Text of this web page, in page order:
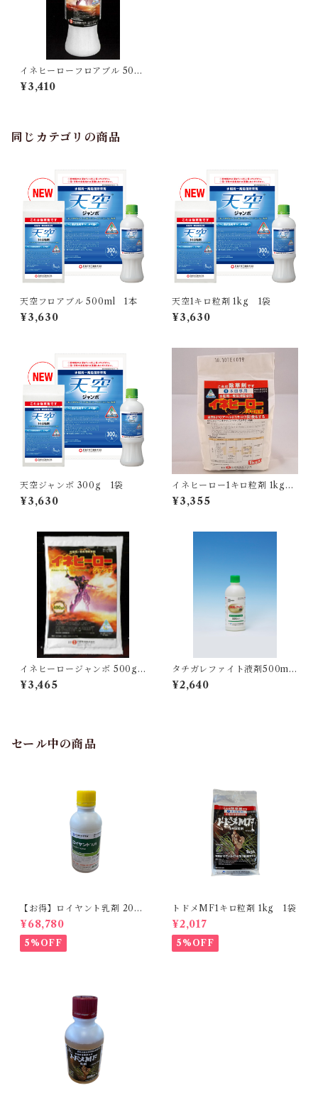
イネヒーローフロアブル 500
ml 1本
¥3,410
同じカテゴリの商品
天空フロアブル 500ml 1本
¥3,630
天空1キロ粒剤 1kg 1袋
¥3,630
天空ジャンボ 300g 1袋
¥3,630
イネヒーロー1キロ粒剤 1kg
1袋
¥3,355
イネヒーロージャンボ 500g
1袋
¥3,465
タチガレファイト液剤500ml
1本
¥2,640
セール中の商品
【お得】ロイヤント乳剤 200
ml 【1箱】20本入
¥68,780
5%OFF
トドメMF1キロ粒剤 1kg 1袋
¥2,017
5%OFF